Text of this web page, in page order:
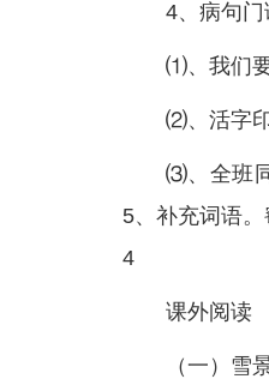
4、病句门
⑴、我们
⑵、活字
⑶、全班
5、补充词语
4
课外阅读
（一）雪